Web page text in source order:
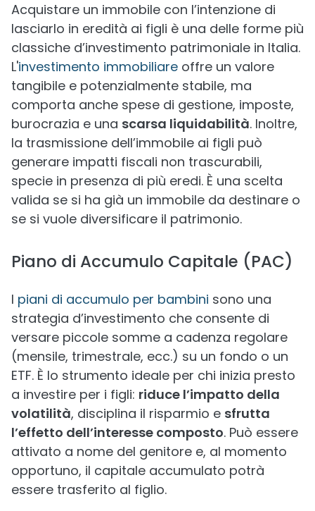
Acquistare un immobile con l’intenzione di
lasciarlo in eredità ai figli è una delle forme più
classiche d’investimento patrimoniale in Italia.
L'investimento immobiliare offre un valore
tangibile e potenzialmente stabile, ma
comporta anche spese di gestione, imposte,
burocrazia e una scarsa liquidabilità. Inoltre,
la trasmissione dell’immobile ai figli può
generare impatti fiscali non trascurabili,
specie in presenza di più eredi. È una scelta
valida se si ha già un immobile da destinare o
se si vuole diversificare il patrimonio.
Piano di Accumulo Capitale (PAC)
I piani di accumulo per bambini sono una
strategia d’investimento che consente di
versare piccole somme a cadenza regolare
(mensile, trimestrale, ecc.) su un fondo o un
ETF. È lo strumento ideale per chi inizia presto
a investire per i figli: riduce l’impatto della
volatilità, disciplina il risparmio e sfrutta
l’effetto dell’interesse composto. Può essere
attivato a nome del genitore e, al momento
opportuno, il capitale accumulato potrà
essere trasferito al figlio.